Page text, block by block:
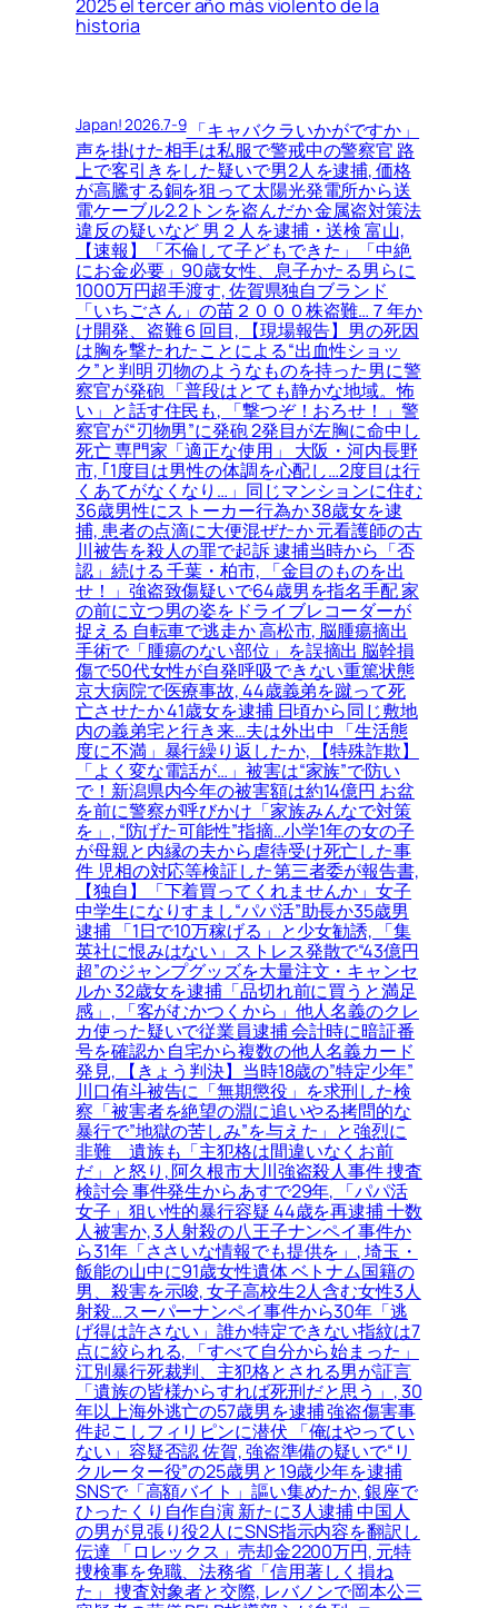
2025 el tercer año más violento de la
historia
Japan! 2026.7-9「キャバクラいかがですか」
声を掛けた相手は私服で警戒中の警察官 路
上で客引きをした疑いで男2人を逮捕, 価格
が高騰する銅を狙って太陽光発電所から送
電ケーブル2.2トンを盗んだか 金属盗対策法
違反の疑いなど 男２人を逮捕・送検 富山,
【速報】「不倫して子どもできた」「中絶
にお金必要」90歳女性、息子かたる男らに
1000万円超手渡す, 佐賀県独自ブランド
「いちごさん」の苗２０００株盗難…７年か
け開発、盗難６回目, 【現場報告】男の死因
は胸を撃たれたことによる“出血性ショッ
ク”と判明 刃物のようなものを持った男に警
察官が発砲 「普段はとても静かな地域。怖
い」と話す住民も, 「撃つぞ！おろせ！」警
察官が“刃物男”に発砲 2発目が左胸に命中し
死亡 専門家「適正な使用」 大阪・河内長野
市, ｢1度目は男性の体調を心配し…2度目は行
くあてがなくなり…」同じマンションに住む
36歳男性にストーカー行為か 38歳女を逮
捕, 患者の点滴に大便混ぜたか 元看護師の古
川被告を殺人の罪で起訴 逮捕当時から「否
認」続ける 千葉・柏市, 「金目のものを出
せ！」強盗致傷疑いで64歳男を指名手配 家
の前に立つ男の姿をドライブレコーダーが
捉える 自転車で逃走か 高松市, 脳腫瘍摘出
手術で「腫瘍のない部位」を誤摘出 脳幹損
傷で50代女性が自発呼吸できない重篤状態
京大病院で医療事故, 44歳義弟を蹴って死
亡させたか 41歳女を逮捕 日頃から同じ敷地
内の義弟宅と行き来…夫は外出中 「生活態
度に不満」暴行繰り返したか, 【特殊詐欺】
「よく変な電話が…」被害は“家族”で防い
で！新潟県内今年の被害額は約14億円 お盆
を前に警察が呼びかけ「家族みんなで対策
を」, “防げた可能性”指摘…小学1年の女の子
が母親と内縁の夫から虐待受け死亡した事
件 児相の対応等検証した第三者委が報告書,
【独自】「下着買ってくれませんか」女子
中学生になりすまし“パパ活”助長か35歳男
逮捕 「1日で10万稼げる」と少女勧誘, 「集
英社に恨みはない」ストレス発散で“43億円
超”のジャンプグッズを大量注文・キャンセ
ルか 32歳女を逮捕「品切れ前に買うと満足
感」, 「客がむかつくから」他人名義のクレ
カ使った疑いで従業員逮捕 会計時に暗証番
号を確認か 自宅から複数の他人名義カード
発見, 【きょう判決】当時18歳の”特定少年”
川口侑斗被告に「無期懲役」を求刑した検
察「被害者を絶望の淵に追いやる拷問的な
暴行で”地獄の苦しみ”を与えた」と強烈に
非難＿遺族も「主犯格は間違いなくお前
だ」と怒り, 阿久根市大川強盗殺人事件 捜査
検討会 事件発生からあすで29年, 「パパ活
女子」狙い性的暴行容疑 44歳を再逮捕 十数
人被害か, 3人射殺の八王子ナンペイ事件か
ら31年「ささいな情報でも提供を」, 埼玉・
飯能の山中に91歳女性遺体 ベトナム国籍の
男、殺害を示唆, 女子高校生2人含む女性3人
射殺…スーパーナンペイ事件から30年「逃
げ得は許さない」誰か特定できない指紋は7
点に絞られる, 「すべて自分から始まった」
江別暴行死裁判、主犯格とされる男が証言
「遺族の皆様からすれば死刑だと思う」, 30
年以上海外逃亡の57歳男を逮捕 強盗傷害事
件起こしフィリピンに潜伏 「俺はやってい
ない」容疑否認 佐賀, 強盗準備の疑いで“リ
クルーター役”の25歳男と19歳少年を逮捕
SNSで「高額バイト」謳い集めたか, 銀座で
ひったくり自作自演 新たに3人逮捕 中国人
の男が見張り役2人にSNS指示内容を翻訳し
伝達 「ロレックス」売却金2200万円, 元特
捜検事を免職、法務省「信用著しく損ね
た」 捜査対象者と交際, レバノンで岡本公三